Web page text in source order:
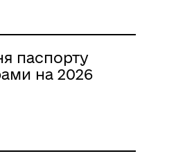
паспорту
на 2026